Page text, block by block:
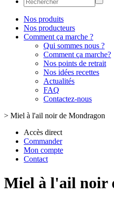
Nos produits
Nos producteurs
Comment ça marche ?
Qui sommes nous ?
Comment ça marche?
Nos points de retrait
Nos idées recettes
Actualités
FAQ
Contactez-nous
> Miel à l'ail noir de Mondragon
Accès direct
Commander
Mon compte
Contact
Miel à l'ail noir